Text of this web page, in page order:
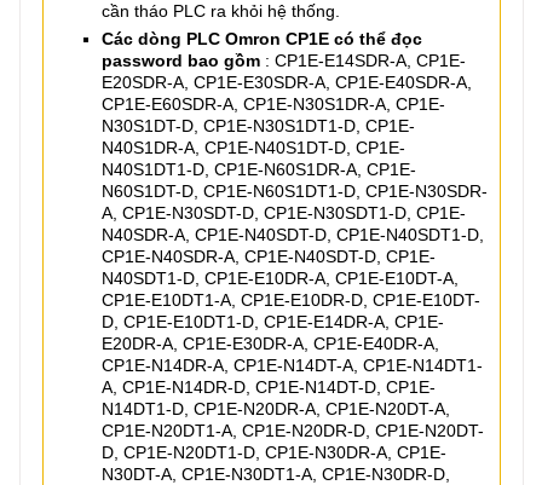
cần tháo PLC ra khỏi hệ thống.
Các dòng PLC Omron CP1E có thể đọc
password bao gồm : CP1E-E14SDR-A, CP1E-
E20SDR-A, CP1E-E30SDR-A, CP1E-E40SDR-A,
CP1E-E60SDR-A, CP1E-N30S1DR-A, CP1E-
N30S1DT-D, CP1E-N30S1DT1-D, CP1E-
N40S1DR-A, CP1E-N40S1DT-D, CP1E-
N40S1DT1-D, CP1E-N60S1DR-A, CP1E-
N60S1DT-D, CP1E-N60S1DT1-D, CP1E-N30SDR-
A, CP1E-N30SDT-D, CP1E-N30SDT1-D, CP1E-
N40SDR-A, CP1E-N40SDT-D, CP1E-N40SDT1-D,
CP1E-N40SDR-A, CP1E-N40SDT-D, CP1E-
N40SDT1-D, CP1E-E10DR-A, CP1E-E10DT-A,
CP1E-E10DT1-A, CP1E-E10DR-D, CP1E-E10DT-
D, CP1E-E10DT1-D, CP1E-E14DR-A, CP1E-
E20DR-A, CP1E-E30DR-A, CP1E-E40DR-A,
CP1E-N14DR-A, CP1E-N14DT-A, CP1E-N14DT1-
A, CP1E-N14DR-D, CP1E-N14DT-D, CP1E-
N14DT1-D, CP1E-N20DR-A, CP1E-N20DT-A,
CP1E-N20DT1-A, CP1E-N20DR-D, CP1E-N20DT-
D, CP1E-N20DT1-D, CP1E-N30DR-A, CP1E-
N30DT-A, CP1E-N30DT1-A, CP1E-N30DR-D,